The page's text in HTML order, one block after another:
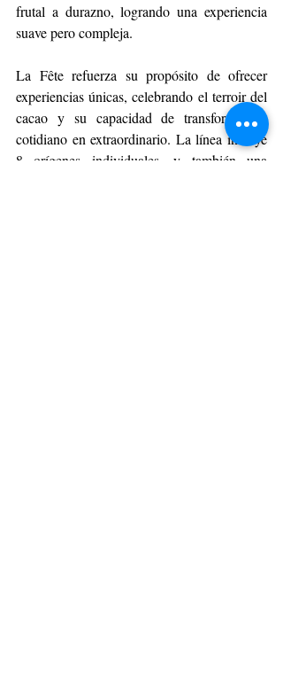
frutal a durazno, logrando una experiencia
suave pero compleja.
La Fête refuerza su propósito de ofrecer
experiencias únicas, celebrando el terroir del
cacao y su capacidad de transformar lo
cotidiano en extraordinario. La línea incluye
8 orígenes individuales, y también una